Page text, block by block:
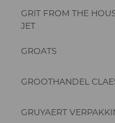
GRIT FROM THE
JET
GROATS
GROOTHANDEL
GRUYAERT